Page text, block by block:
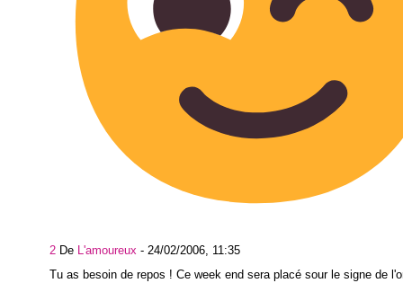
2 De L'amoureux - 24/02/2006, 11:35
Tu as besoin de repos ! Ce week end sera placé sour le signe de